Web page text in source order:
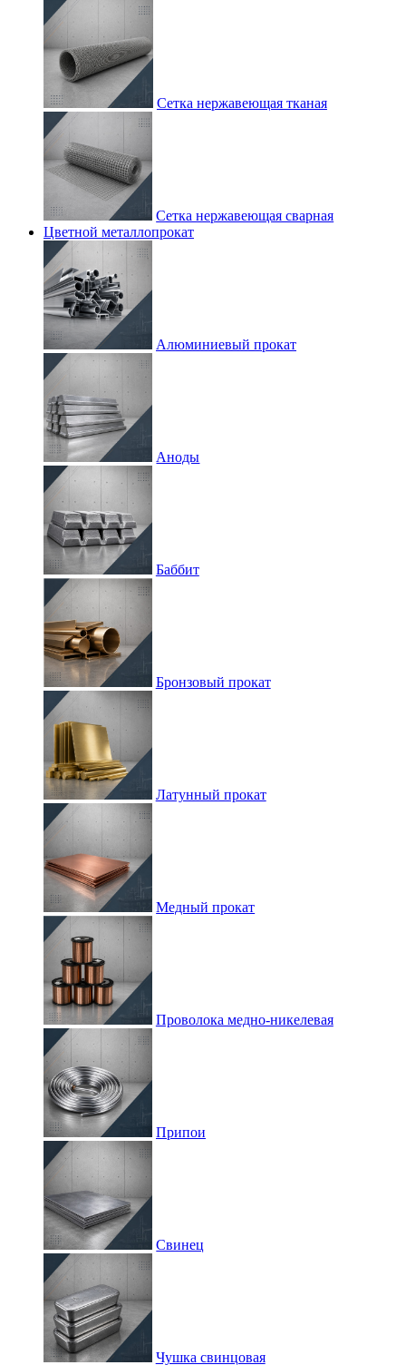
Сетка нержавеющая тканая
Сетка нержавеющая сварная
Цветной металлопрокат
Алюминиевый прокат
Аноды
Баббит
Бронзовый прокат
Латунный прокат
Медный прокат
Проволока медно-никелевая
Припои
Свинец
Чушка свинцовая